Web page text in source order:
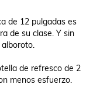
de 12 pulgadas es
de su clase. Y sin
de refresco de 2
menos esfuerzo.